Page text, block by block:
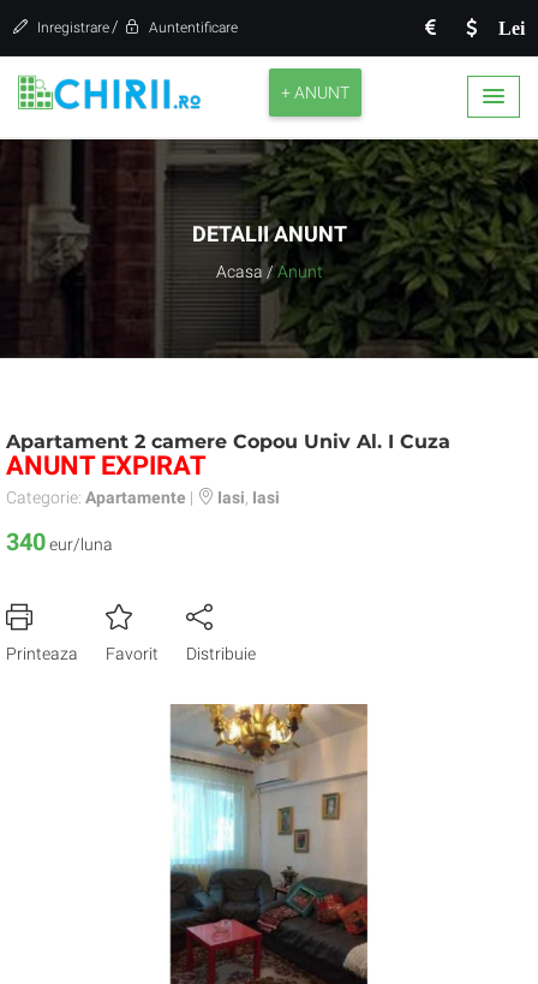
Lei
Inregistrare / Auntentificare
+ ANUNT
DETALII ANUNT
Acasa / Anunt
Apartament 2 camere Copou Univ Al. I Cuza
ANUNT EXPIRAT
Categorie: Apartamente | Iasi Iasi
340eur/luna
Printeaza Favorit Distribuie